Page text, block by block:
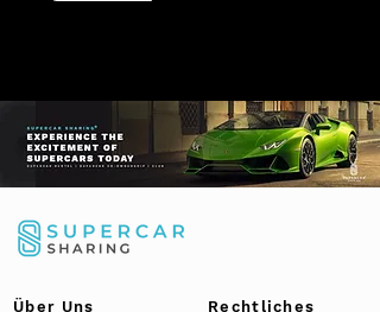
Über Uns Rechtliches